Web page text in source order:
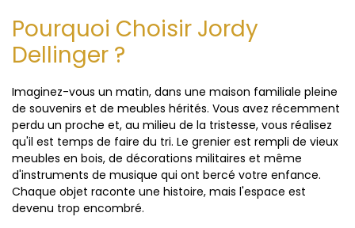
Pourquoi Choisir Jordy
Dellinger ?
Imaginez-vous un matin, dans une maison familiale pleine
de souvenirs et de meubles hérités. Vous avez récemment
perdu un proche et, au milieu de la tristesse, vous réalisez
qu'il est temps de faire du tri. Le grenier est rempli de vieux
meubles en bois, de décorations militaires et même
d'instruments de musique qui ont bercé votre enfance.
Chaque objet raconte une histoire, mais l'espace est
devenu trop encombré.